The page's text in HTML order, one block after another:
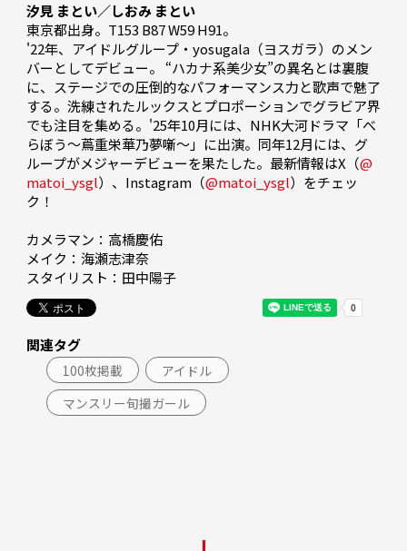
汐見 まとい／しおみ まとい
東京都出身。T153 B87 W59 H91。
'22年、アイドルグループ・yosugala（ヨスガラ）のメン
バーとしてデビュー。 “ハカナ系美少女”の異名とは裏腹
に、ステージでの圧倒的なパフォーマンス力と歌声で魅了
する。洗練されたルックスとプロポーションでグラビア界
でも注目を集める。'25年10月には、NHK大河ドラマ「べ
らぼう〜蔦重栄華乃夢噺〜」に出演。同年12月には、グ
ループがメジャーデビューを果たした。最新情報はX（@
matoi_ysgl）、Instagram（@matoi_ysgl）をチェッ
ク！
カメラマン：高橋慶佑
メイク：海瀬志津奈
スタイリスト：田中陽子
関連タグ
100枚掲載
アイドル
マンスリー旬撮ガール